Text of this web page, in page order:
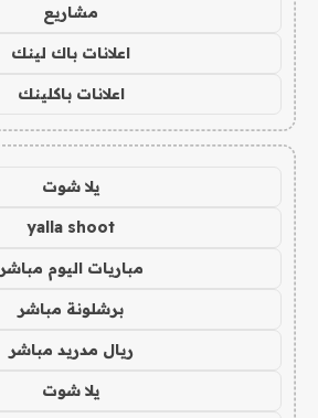
مشاريع
اعلانات باك لينك
اعلانات باكلينك
يلا شوت
yalla shoot
مباريات اليوم مباشر
برشلونة مباشر
ريال مدريد مباشر
يلا شوت